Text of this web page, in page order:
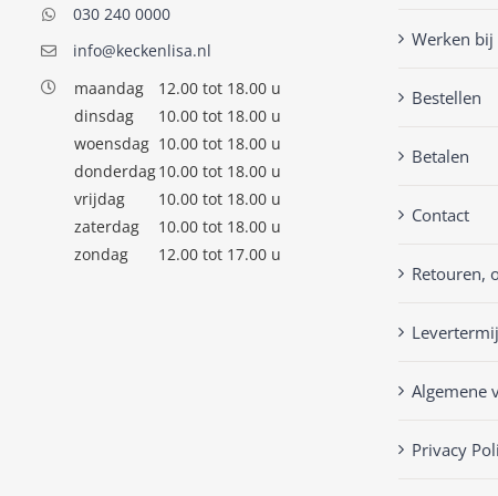
030 240 0000
info@keckenlisa.nl
maandag
12.00 tot 18.00 u
dinsdag
10.00 tot 18.00 u
woensdag 10.00 tot 18.00 u
donderdag10.00 tot 18.00 u
vrijdag
10.00 tot 18.00 u
zaterdag
10.00 tot 18.00 u
zondag
12.00 tot 17.00 u
Werken bij
Bestellen
Betalen
Contact
Retouren,
Algemene
Privacy